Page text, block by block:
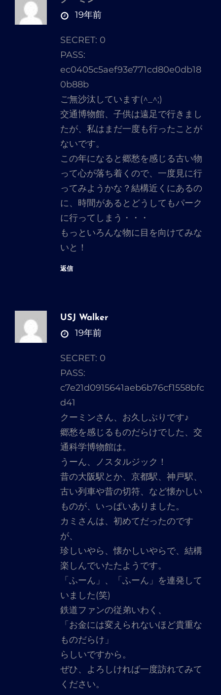
さ
の
発
言:
19年前
SECRET: 0
PASS:
ec0405c5aef93e771cd80e0db18
0b88b
ご無沙汰しています(^_^;)
交通博物館、子供は遠足で行きまし
たが、私はまだ一度も行ったことが
ないです。
この年になると郷愁を感じる古い物
って心が落ち着くので、一度見に行
ってみようかな？結構近くにあるの
に、時間があるとどうしてもパーク
に行ってしまう・・・
もっといろんな物に目を向けてみな
いと！
返信
USJ Walker
さ
の
発
言:
19年前
SECRET: 0
PASS:
c7e21d0915641aeb6b76cf1558bfc
d41
クーミンさん、お久しぶりです♪
郷愁を感じるものだらけでした、交
通科学博物館は。
うーん、ノスタルジック！
昔の大阪駅とか、京都駅、神戸駅、
古い列車や昔の切符、など懐かしい
ものが、いっぱいありました。
カミさんは、初めてだったのです
が、
珍しいやら、懐かしいやらで、結構
楽しんでいたたようです。
「ふーん」、「ふーん」を連発して
いました(笑)
鉄道ファンの従弟いわく、
「お金には変えられないほど貴重な
ものだらけ」
らしいですから。
ぜひ、よろしければ一度訪れてみて
ください。